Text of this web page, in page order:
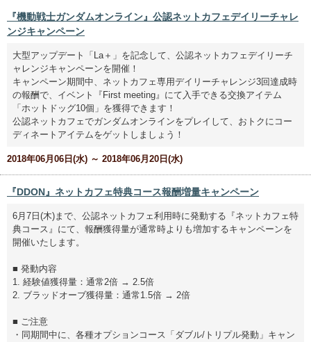
『機動戦士ガンダムオンライン』公認ネットカフェデイリーチャレ
ンジキャンペーン
大型アップデート「La＋」を記念して、公認ネットカフェデイリーチ
ャレンジキャンペーンを開催！
キャンペーン期間中、ネットカフェ専用デイリーチャレンジ3回達成時
の報酬で、イベント『First meeting』にて入手できる交換アイテム
「ホットドッグ10個」を獲得できます！
公認ネットカフェでガンダムオンラインをプレイして、おトクにコー
ディネートアイテムをゲットしましょう！
2018年06月06日(水) ～ 2018年06月20日(水)
『DDON』ネットカフェ特典コース報酬増量キャンペーン
6月7日(木)まで、公認ネットカフェ利用時に発動する『ネットカフェ特
典コース』にて、報酬獲得量が通常時よりも増加するキャンペーンを
開催いたします。
■ 発動内容
1. 経験値獲得量：通常2倍 → 2.5倍
2. ブラッドオーブ獲得量：通常1.5倍 → 2倍
■ ご注意
・同期間中に、各種オプションコース「ダブル/トリプル発動」キャン